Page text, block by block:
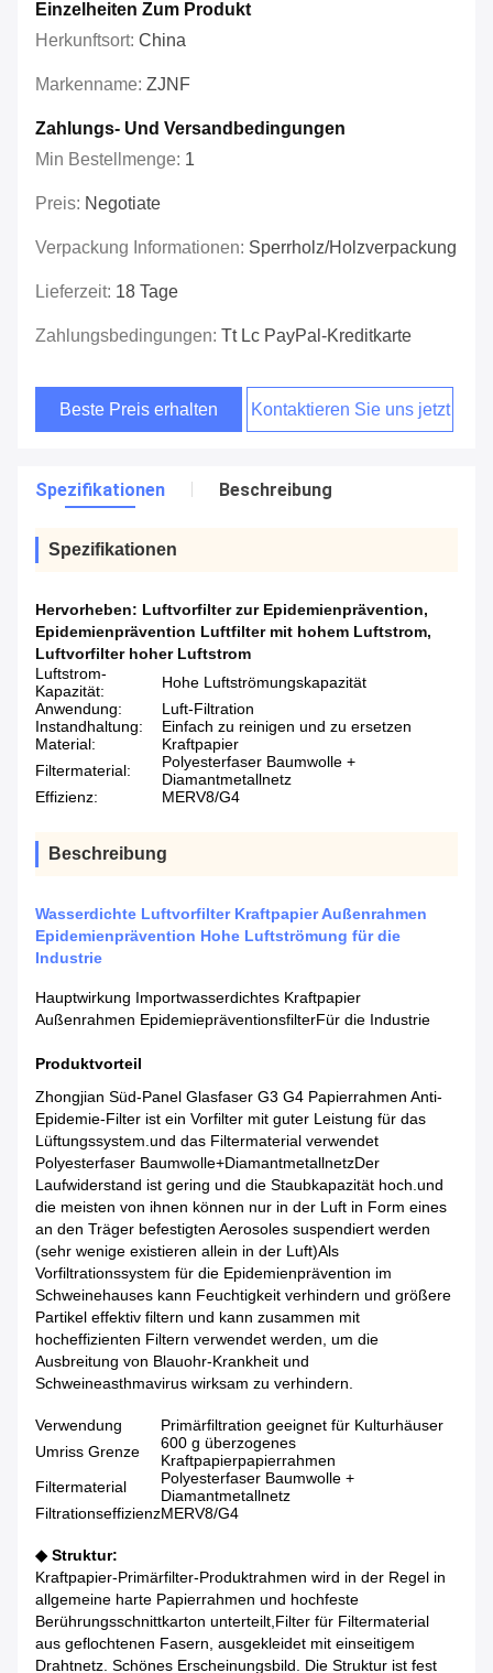
Einzelheiten Zum Produkt
Herkunftsort: China
Markenname: ZJNF
Zahlungs- Und Versandbedingungen
Min Bestellmenge: 1
Preis: Negotiate
Verpackung Informationen: Sperrholz/Holzverpackung
Lieferzeit: 18 Tage
Zahlungsbedingungen: Tt Lc PayPal-Kreditkarte
Beste Preis erhalten Kontaktieren Sie uns jetzt
Spezifikationen Beschreibung
Spezifikationen
Hervorheben: Luftvorfilter zur Epidemienprävention,
Epidemienprävention Luftfilter mit hohem Luftstrom,
Luftvorfilter hoher Luftstrom
Luftstrom-
Kapazität:
Hohe Luftströmungskapazität
Anwendung:
Luft-Filtration
Instandhaltung:
Einfach zu reinigen und zu ersetzen
Material:
Kraftpapier
Filtermaterial:
Polyesterfaser Baumwolle +
Diamantmetallnetz
Effizienz:
MERV8/G4
Beschreibung
Wasserdichte Luftvorfilter Kraftpapier Außenrahmen
Epidemienprävention Hohe Luftströmung für die
Industrie
Hauptwirkung Importwasserdichtes Kraftpapier
Außenrahmen EpidemiepräventionsfilterFür die Industrie
Produktvorteil
Zhongjian Süd-Panel Glasfaser G3 G4 Papierrahmen Anti-
Epidemie-Filter ist ein Vorfilter mit guter Leistung für das
Lüftungssystem.und das Filtermaterial verwendet
Polyesterfaser Baumwolle+DiamantmetallnetzDer
Laufwiderstand ist gering und die Staubkapazität hoch.und
die meisten von ihnen können nur in der Luft in Form eines
an den Träger befestigten Aerosoles suspendiert werden
(sehr wenige existieren allein in der Luft)Als
Vorfiltrationssystem für die Epidemienprävention im
Schweinehauses kann Feuchtigkeit verhindern und größere
Partikel effektiv filtern und kann zusammen mit
hocheffizienten Filtern verwendet werden, um die
Ausbreitung von Blauohr-Krankheit und
Schweineasthmavirus wirksam zu verhindern.
Verwendung
Primärfiltration geeignet für Kulturhäuser
Umriss Grenze
600 g überzogenes
Kraftpapierpapierrahmen
Filtermaterial
Polyesterfaser Baumwolle +
Diamantmetallnetz
FiltrationseffizienzMERV8/G4
◆ Struktur:
Kraftpapier-Primärfilter-Produktrahmen wird in der Regel in
allgemeine harte Papierrahmen und hochfeste
Berührungsschnittkarton unterteilt,Filter für Filtermaterial
aus geflochtenen Fasern, ausgekleidet mit einseitigem
Drahtnetz. Schönes Erscheinungsbild. Die Struktur ist fest